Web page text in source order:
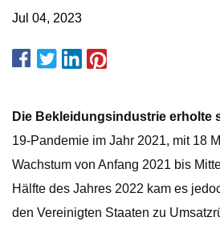
Jul 04, 2023
Die Bekleidungsindustrie erholte
19-Pandemie im Jahr 2021, mit 18
Wachstum von Anfang 2021 bis
Hälfte des Jahres 2022 kam es
den Vereinigten Staaten zu